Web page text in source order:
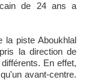
de 24 ans a
la piste Aboukhlal
la direction de
En effet,
avant-centre.